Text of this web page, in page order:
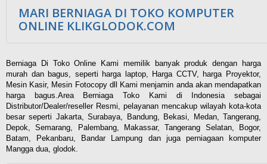
MARI BERNIAGA DI TOKO KOMPUTER
ONLINE KLIKGLODOK.COM
Berniaga Di Toko Online Kami memilik banyak produk dengan harga
murah dan bagus, seperti harga laptop, Harga CCTV, harga Proyektor,
Mesin Kasir, Mesin Fotocopy dll Kami menjamin anda akan mendapatkan
harga bagus.Area Berniaga Toko Kami di Indonesia sebagai
Distributor/Dealer/reseller Resmi, pelayanan mencakup wilayah kota-kota
besar seperti Jakarta, Surabaya, Bandung, Bekasi, Medan, Tangerang,
Depok, Semarang, Palembang, Makassar, Tangerang Selatan, Bogor,
Batam, Pekanbaru, Bandar Lampung dan juga perniagaan komputer
Mangga dua, glodok.